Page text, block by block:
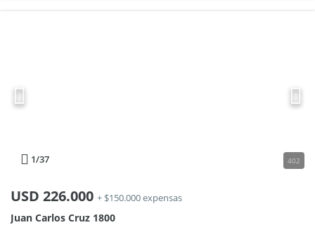
1/37 402
USD 226.000 + $150.000 expensas
Juan Carlos Cruz 1800